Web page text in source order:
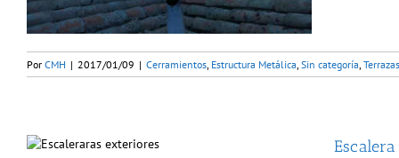
Por CMH | 2017/01/09 | Cerramientos, Estructura Metálica, Sin categoría, Terrazas